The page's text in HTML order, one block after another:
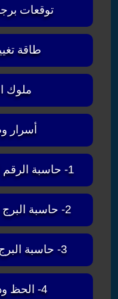
توقعات
طاقة
ملوك
أسرار
1- حاسبة الرقم السري في { أسمك }
2- حاسبة البرج الميلادي { مواليدك }
3- حاسبة البرج الباطني { العربي }
4- الحظ ودلالاته { 2022 }